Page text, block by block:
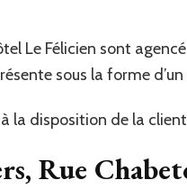
Le Félicien sont
sous la forme
la disposition de la
Rue